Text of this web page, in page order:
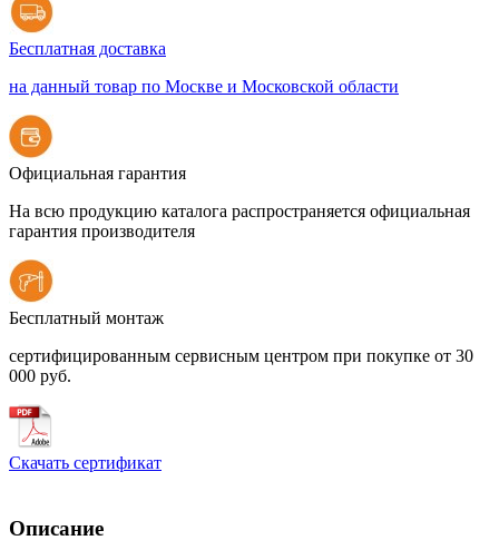
Бесплатная доставка
на данный товар по Москве и Московской области
Официальная гарантия
На всю продукцию каталога распространяется официальная
гарантия производителя
Бесплатный монтаж
сертифицированным сервисным центром при покупке от 30
000 руб.
Скачать сертификат
Описание